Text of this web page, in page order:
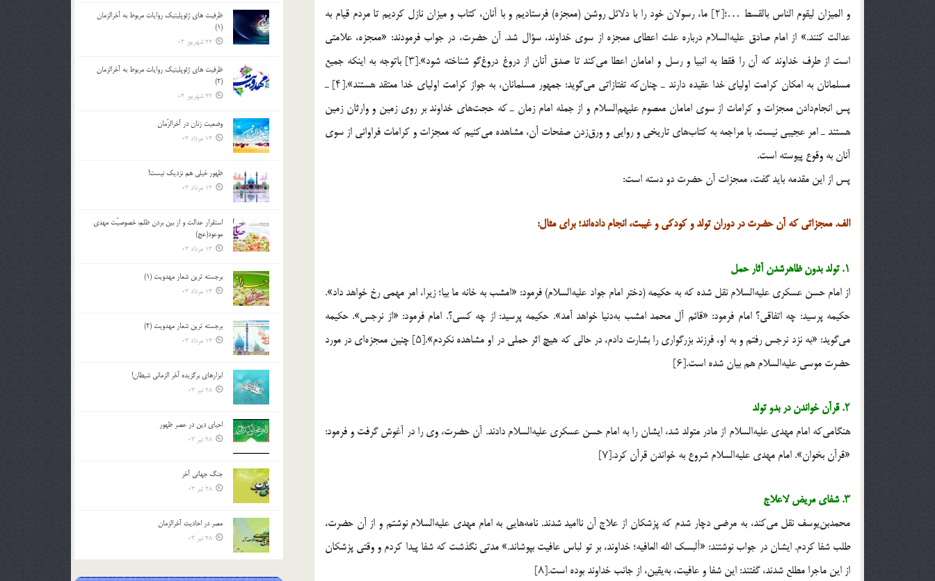
و المیزان لیقوم الناس بالقسط …؛[۲] ما، رسولان خود را با دلائل روشن (معجزه) فرستادیم و با آنان، کتاب و میزان نازل کردیم تا مردم قیام به
عدالت کنند.» از امام صادق علیه‌السلام درباره‌ علت اعطای معجزه از سوی خداوند، سؤال شد. آن حضرت، در جواب فرمودند: «معجزه، علامتی
است از طرف خداوند که آن را فقط به انبیا و رسل و امامان اعطا می‌کند تا صدق آنان از دروغ دروغ‌گو شناخته شود».[۳] باتوجه به اینکه جمیع
مسلمانان به امکان کرامت اولیای خدا عقیده دارند ـ چنان‌که تفتازاتی می‌گوید: جمهور مسلمانان، به جواز کرامت اولیای خدا معتقد هستند».[۴] ـ
پس انجام‌دادن معجزات و کرامات از سوی امامان معصوم علیهم‌السلام و از جمله امام زمان ـ که حجت‌های خداوند بر روی زمین و وارثان زمین
هستند ـ امر عجیبی نیست. با مراجعه به کتاب‌های تاریخی و روایی و ورق‌زدن صفحات آن، مشاهده می‌کنیم که معجزات و کرامات فراوانی از سوی
آنان به وقوع پیوسته است.
پس از این مقدمه باید گفت، معجزات آن حضرت دو دسته است:
الف. معجزاتی که آن حضرت در دوران تولد و کودکی و غیبت، انجام داده‌اند؛ برای مثال:
۱. تولد بدون ظاهرشدن آثار حمل
از امام حسن عسکری علیه‌السلام نقل شده که به حکیمه (دختر امام جواد علیه‌السلام) فرمود: «امشب به خانه‌ ما بیا؛ زیرا، امر مهمی رخ خواهد داد».
حکیمه پرسید: چه اتفاقی؟ امام فرمود: «قائم آل محمد امشب به‌دنیا خواهد آمد». حکیمه پرسید: از چه کسی؟. امام فرمود: «از نرجس». حکیمه
می‌گوید: «به نزد نرجس رفتم و به او، فرزند بزرگواری را بشارت دادم، در حالی که هیچ اثر حملی در او مشاهده نکردم».[۵] چنین معجزه‌ای در مورد
حضرت موسی علیه‌السلام هم بیان شده است.[۶]
۲. قرآن خواندن در بدو تولد
هنگامی‌که امام مهدی علیه‌السلام از مادر متولد شد، ایشان را به امام حسن عسکری علیه‌السلام دادند. آن حضرت، وی را در آغوش گرفت و فرمود:
«قرآن بخوان». امام مهدی علیه‌السلام شروع به خواندن قرآن کرد.[۷]
۳. شفای مریض لاعلاج
محمد‌بن‌یوسف نقل می‌کند، به مرضی دچار شدم که پزشکان از علاج آن ناامید شدند. نامه‌هایی به امام مهدی علیه‌السلام نوشتم و از آن حضرت،
طلب شفا کردم. ایشان در جواب نوشتند: «ألبسک الله العافیه؛ خداوند، بر تو لباس عافیت بپوشاند.» مدتی نگذشت که شفا پیدا کردم و وقتی پزشکان
از این ماجرا مطلع شدند، گفتند: این شفا و عافیت، به‌یقین، از جانب خداوند بوده است.[۸]
ظرفیت های ژئوپلیتیک روایات مربوط به آخرالزمان
(1)
22 شهریور 03
ظرفیت های ژئوپلیتیک روایات مربوط به آخرالزمان
(2)
22 شهریور 03
وضعیت زنان در آخرالزّمان
13 مرداد 03
ظهور خیلی هم نزدیک نیست!
13 مرداد 03
استقرار عدالت و از بين بردن ظلم، خصوصيّت مهدي
موعود(عج)
13 مرداد 03
برجسته ترين شعار مهدويت (1)
13 مرداد 03
برجسته ترين شعار مهدويت (2)
13 مرداد 03
ابزارهاي برگزيده آخر الزماني شيطان!
28 تیر 03
احياي دين در عصر ظهور
28 تیر 03
جنگ جهاني آخر
28 تیر 03
مصر در احادیث آخرالزمان
28 تیر 03